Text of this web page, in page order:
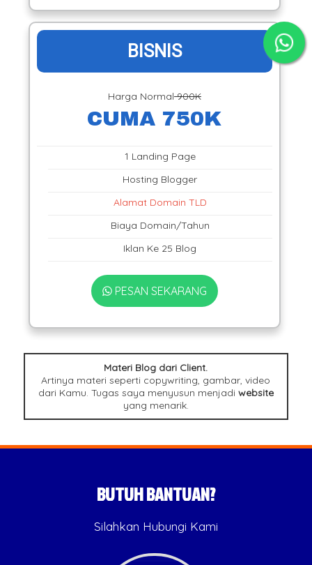
BISNIS
Harga Normal900K
CUMA 750K
1 Landing Page
Hosting Blogger
Alamat Domain TLD
Biaya Domain/Tahun
Iklan Ke 25 Blog
PESAN SEKARANG
Materi Blog dari Client.
Artinya materi seperti copywriting, gambar, video
dari Kamu. Tugas saya menyusun menjadi website
yang menarik.
BUTUH BANTUAN?
Silahkan Hubungi Kami